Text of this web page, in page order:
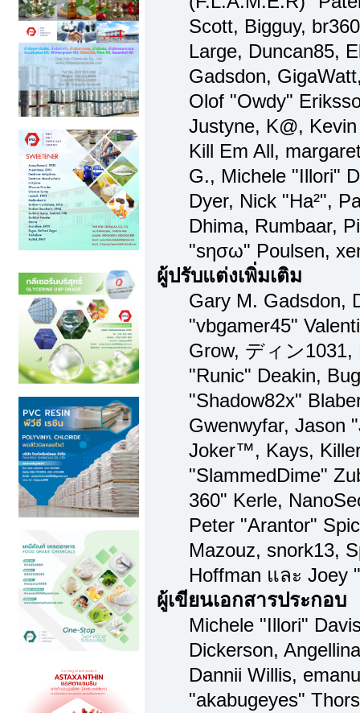
Scott, Bigguy,
Large, Duncan85,
Gadsdon,
Olof "Owdy"
Justyne, K@,
Kill Em All,
G., Michele "Illori"
Dyer, Nick "Ha²",
Dhima, Rumbaar,
"sησω" Poulsen,
ผู้ปรับแต่งเพิ่มเติม
Gary M. Gadsdon,
"vbgamer45"
Grow, ディン1031,
"Runic" Deakin,
"Shadow82x"
Gwenwyfar, Jason
Joker™, Kays,
"SlammedDime"
360" Kerle,
Peter "Arantor"
Mazouz, snork13,
Hoffman และ Joey
ผู้เขียนเอกสารประกอบ
Michele "Illori"
Dickerson,
Dannii Willis,
"akabugeyes"